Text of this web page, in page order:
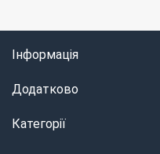
Інформація
Додатково
Категорії